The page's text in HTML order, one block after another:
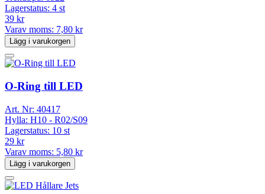
Lagerstatus: 4 st
39 kr
Varav moms: 7,80 kr
Lägg i varukorgen
O-Ring till LED
Art. Nr: 40417
Hylla: H10 - R02/S09
Lagerstatus: 10 st
29 kr
Varav moms: 5,80 kr
Lägg i varukorgen